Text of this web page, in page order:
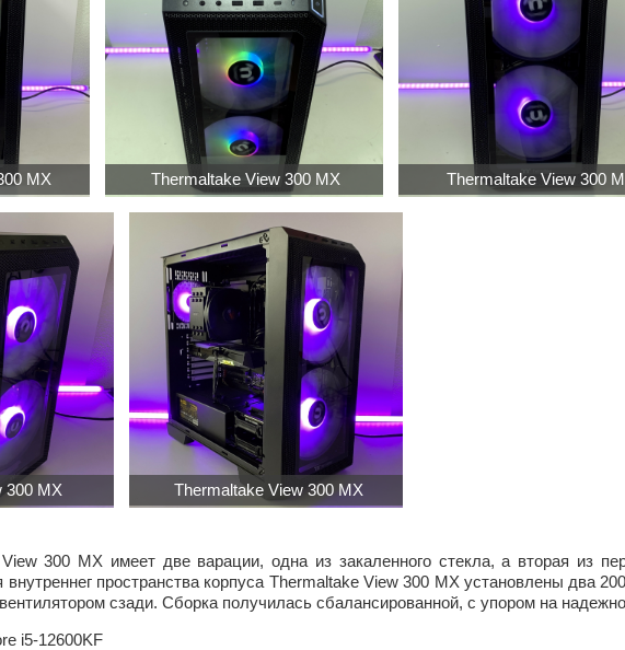
MX Thermaltake View 300 MX Thermaltake View 300
300 MX Thermaltake View 300 MX
300 MX имеет две варации, одна из закаленного стекла, а вторая из
внутреннег пространства корпуса Thermaltake View 300 MX установлены два
сзади. Сборка получилась сбалансированной, с упором на
i5-12600KF